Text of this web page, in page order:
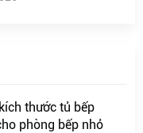
thước tủ bếp
phòng bếp nhỏ